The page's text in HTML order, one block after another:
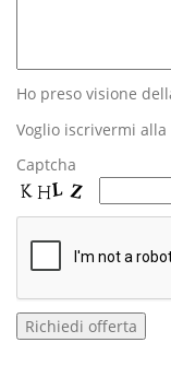
Ho preso visione
Voglio iscrivermi
Captcha